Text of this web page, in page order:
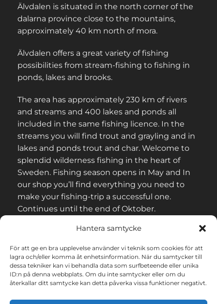
Hantera samtycke
För att ge en bra upplevelse använder vi teknik som cookies för att
lagra och/eller komma åt enhetsinformation. När du samtycker till
dessa tekniker kan vi behandla data som surfbeteende eller unika
ID:n på denna webbplats. Om du inte samtycker eller om du
återkallar ditt samtycke kan detta påverka vissa funktioner negativt.
Älvdalen is situated in the north corner of the
dalarna province close to the mountains,
approximately 40 km north of mora.
Älvdalen offers a great variety of fishing
possibilities from stream-fishing to fishing in
ponds, lakes and brooks.
The area has approximately 230 km of rivers
and streams and 400 lakes and ponds all
included in the same fishing licence. In the
streams you will find trout and grayling and in
lakes and ponds trout and char. Welcome to
splendid wilderness fishing in the heart of
Sweden. Fishing season opens in May and In
our shop you’ll find everything you need to
make your fishing-trip a successful one.
Continues until the end of Oktober.
CONTACT & CONDITIONS